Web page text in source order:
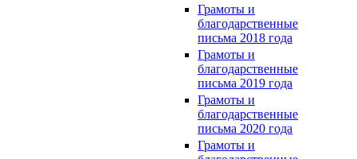
Грамоты и
благодарственные
письма 2018 года
Грамоты и
благодарственные
письма 2019 года
Грамоты и
благодарственные
письма 2020 года
Грамоты и